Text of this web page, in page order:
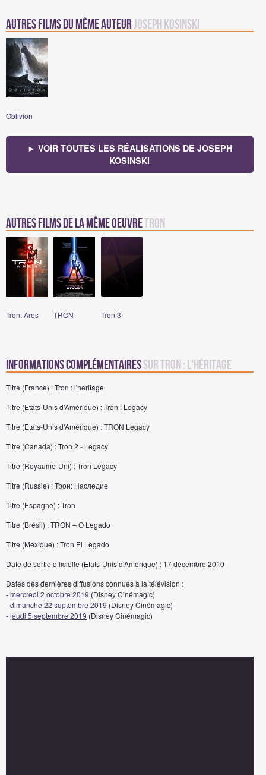
Autres Films du même auteurJoseph Kosinski
Oblivion
► VOIR TOUTES LES RÉALISATIONS DE JOSEPH
KOSINSKI
Autres films de la même oeuvreTRON
Tron: Ares TRON Tron 3
Informations complémentairessur Tron : l'héritage
Titre (France) : Tron : l'héritage
Titre (Etats-Unis d'Amérique) : Tron : Legacy
Titre (Etats-Unis d'Amérique) : TRON Legacy
Titre (Canada) : Tron 2 - Legacy
Titre (Royaume-Uni) : Tron Legacy
Titre (Russie) : Трон: Наследие
Titre (Espagne) : Tron
Titre (Brésil) : TRON – O Legado
Titre (Mexique) : Tron El Legado
Date de sortie officielle (Etats-Unis d'Amérique) : 17 décembre 2010
Dates des dernières diffusions connues à la télévision :
-mercredi 2 octobre 2019 (Disney Cinémagic)
-dimanche 22 septembre 2019 (Disney Cinémagic)
-jeudi 5 septembre 2019 (Disney Cinémagic)